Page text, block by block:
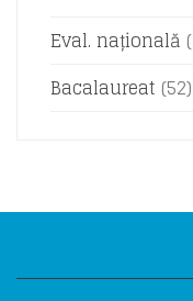
Eval. națională
Bacalaureat (52)